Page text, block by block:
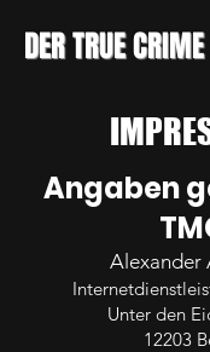
DER TRUE
Angaben
Alexander
Unter den
12203